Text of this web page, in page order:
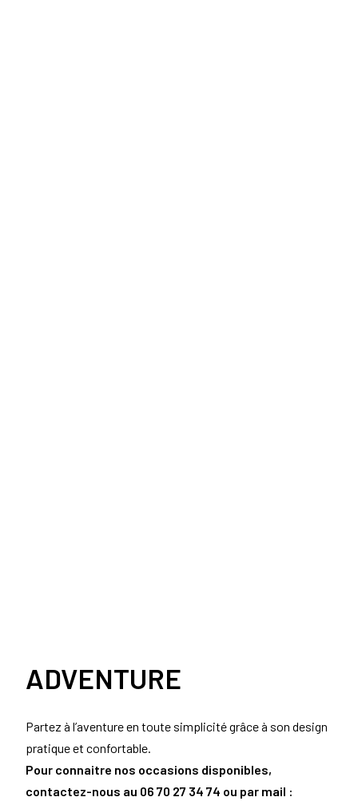
ADVENTURE
Partez à l’aventure en toute simplicité grâce à son design
pratique et confortable.
Pour connaitre nos occasions disponibles,
contactez-nous au 06 70 27 34 74 ou par mail :